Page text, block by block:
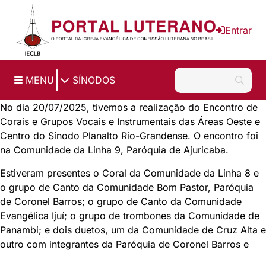
Ir para o conteúdo principal
Entrar
MENU SÍNODOS
No dia 20/07/2025, tivemos a realização do Encontro de
Corais e Grupos Vocais e Instrumentais das Áreas Oeste e
Centro do Sínodo Planalto Rio-Grandense. O encontro foi
na Comunidade da Linha 9, Paróquia de Ajuricaba.
Estiveram presentes o Coral da Comunidade da Linha 8 e
o grupo de Canto da Comunidade Bom Pastor, Paróquia
de Coronel Barros; o grupo de Canto da Comunidade
Evangélica Ijuí; o grupo de trombones da Comunidade de
Panambi; e dois duetos, um da Comunidade de Cruz Alta e
outro com integrantes da Paróquia de Coronel Barros e